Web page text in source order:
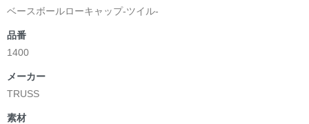
ベースボールローキャップ-ツイル-
品番
1400
メーカー
TRUSS
素材